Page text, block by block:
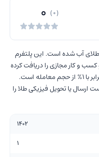
( 0 )
0
طلای آب شده است. این پلتفرم
و کار مجازی را دریافت کرده
است. کارمزد خرید و فروش طلا در زرپی برابر با 1% از حجم معامله است.
ارسال یا تحویل فیزیکی طلا را
1402
1